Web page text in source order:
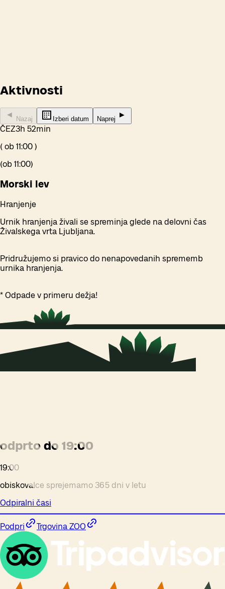
Aktivnosti
Nazaj Izberi datum Naprej
ČEZ3h 52min
( ob 11:00 )
(ob 11:00)
Morski lev
Hranjenje
Urnik hranjenja živali se spreminja glede na delovni čas
Živalskega vrta Ljubljana.
Pridružujemo si pravico do nenapovedanih sprememb
urnika hranjenja.
* Odpade v primeru dežja!
odprto do 19:00
19:00
obiskovalce sprejemamo 365 dni v letu
Odpiralni časi
Podpri Trgovina ZOO